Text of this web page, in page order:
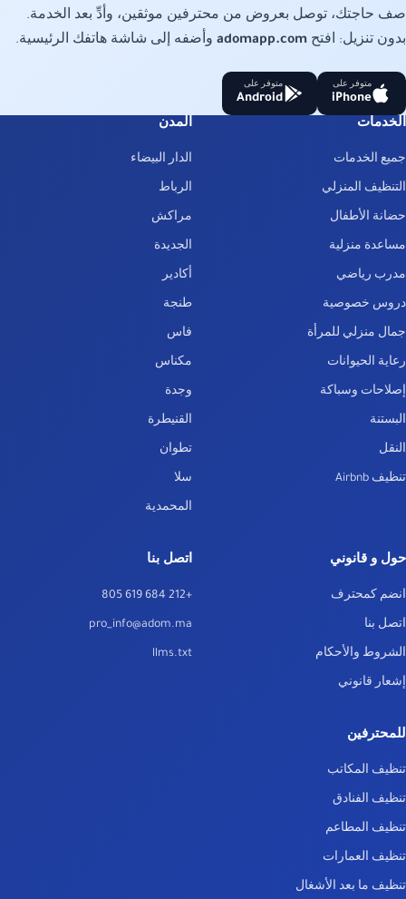
صف حاجتك، توصل بعروض من محترفين موثقين، وأدِّ بعد الخدمة.
بدون تنزيل: افتح adomapp.com وأضفه إلى شاشة هاتفك الرئيسية.
متوفر على
iPhone
متوفر على
Android
الخدمات
جميع الخدمات
التنظيف المنزلي
حضانة الأطفال
مساعدة منزلية
مدرب رياضي
دروس خصوصية
جمال منزلي للمرأة
رعاية الحيوانات
إصلاحات وسباكة
البستنة
النقل
تنظيف Airbnb
المدن
الدار البيضاء
الرباط
مراكش
الجديدة
أكادير
طنجة
فاس
مكناس
وجدة
القنيطرة
تطوان
سلا
المحمدية
حول و قانوني
انضم كمحترف
اتصل بنا
الشروط والأحكام
إشعار قانوني
اتصل بنا
+212 684 619 805
pro_info@adom.ma
llms.txt
للمحترفين
تنظيف المكاتب
تنظيف الفنادق
تنظيف المطاعم
تنظيف العمارات
تنظيف ما بعد الأشغال